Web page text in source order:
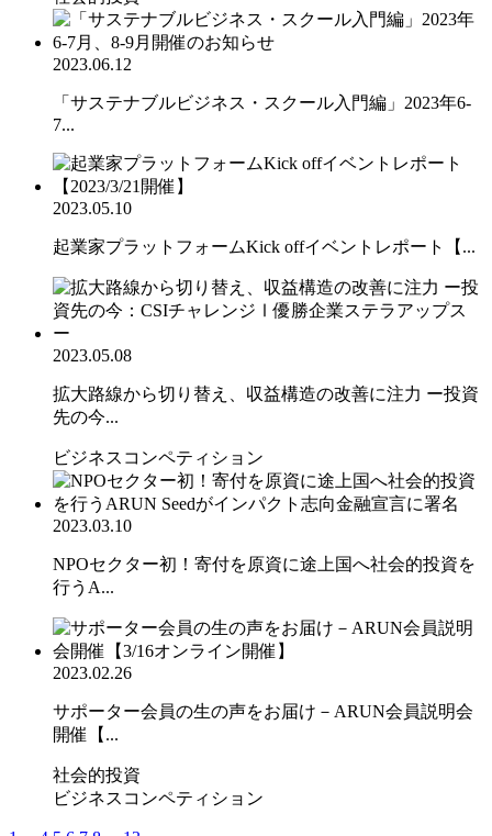
2023.06.12
「サステナブルビジネス・スクール入門編」2023年6-
7...
2023.05.10
起業家プラットフォームKick offイベントレポート【...
2023.05.08
拡大路線から切り替え、収益構造の改善に注力 ー投資
先の今...
ビジネスコンペティション
2023.03.10
NPOセクター初！寄付を原資に途上国へ社会的投資を
行うA...
2023.02.26
サポーター会員の生の声をお届け－ARUN会員説明会
開催【...
社会的投資
ビジネスコンペティション